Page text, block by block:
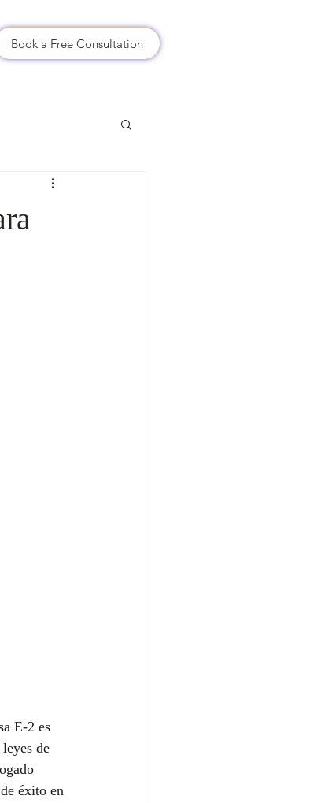
Book a Free Consultation
E-2 es
de
éxito en